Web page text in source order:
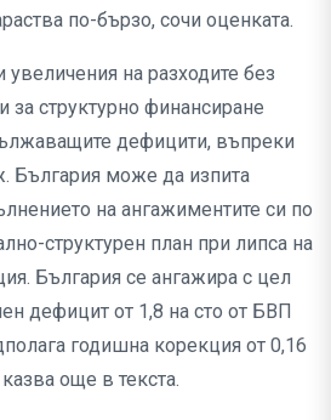
по-бързо, сочи оценката.
увеличения на разходите без
за структурно финансиране
дефицити, въпреки
България може да изпита
на ангажиментите си по
структурен план при липса на
България се ангажира с цел
дефицит от 1,8 на сто от БВП
годишна корекция от 0,16
още в текста.